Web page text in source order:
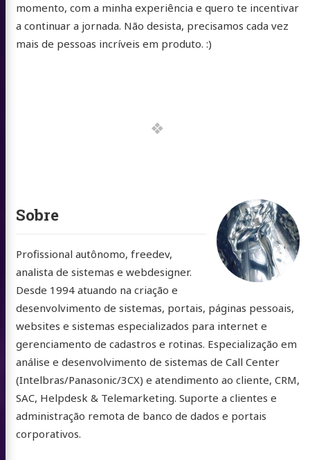
momento, com a minha experiência e quero te incentivar
a continuar a jornada. Não desista, precisamos cada vez
mais de pessoas incríveis em produto. :)
Sobre
Profissional autônomo, freedev,
analista de sistemas e webdesigner.
Desde 1994 atuando na criação e
desenvolvimento de sistemas, portais, páginas pessoais,
websites e sistemas especializados para internet e
gerenciamento de cadastros e rotinas. Especialização em
análise e desenvolvimento de sistemas de Call Center
(Intelbras/Panasonic/3CX) e atendimento ao cliente, CRM,
SAC, Helpdesk & Telemarketing. Suporte a clientes e
administração remota de banco de dados e portais
corporativos.